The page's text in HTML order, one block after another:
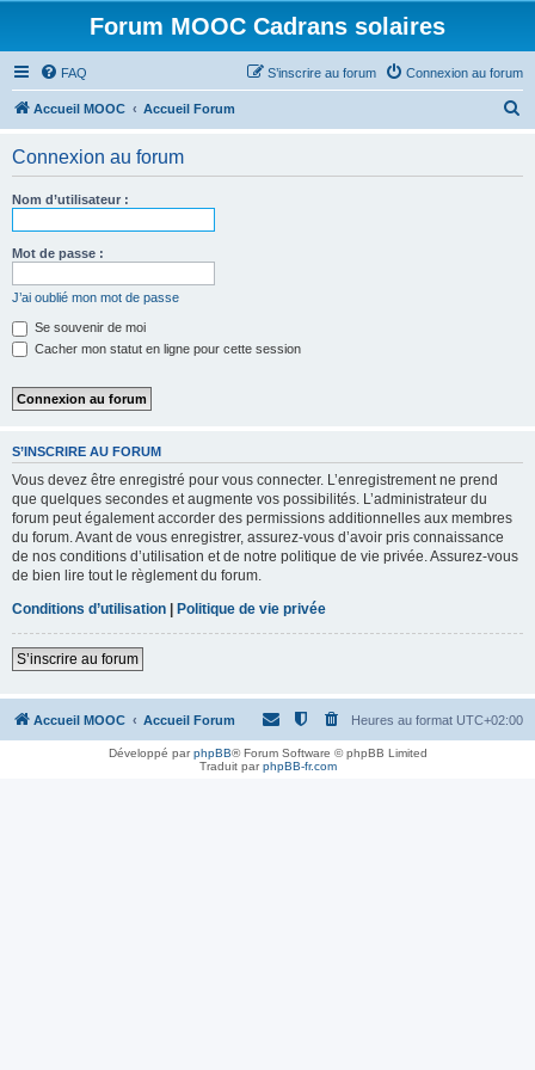
Forum MOOC Cadrans solaires
FAQ Connexion au forum
S’inscrire au forum
Accueil MOOC Accueil Forum
Connexion au forum
Nom d’utilisateur :
Mot de passe :
J’ai oublié mon mot de passe
Se souvenir de moi
Cacher mon statut en ligne pour cette session
S’INSCRIRE AU FORUM
Vous devez être enregistré pour vous connecter. L’enregistrement ne prend
que quelques secondes et augmente vos possibilités. L’administrateur du
forum peut également accorder des permissions additionnelles aux membres
du forum. Avant de vous enregistrer, assurez-vous d’avoir pris connaissance
de nos conditions d’utilisation et de notre politique de vie privée. Assurez-vous
de bien lire tout le règlement du forum.
Conditions d’utilisation | Politique de vie privée
S’inscrire au forum
Accueil MOOC Accueil Forum Heures au format UTC+02:00
Développé parphpBB® Forum Software © phpBB Limited
Traduit parphpBB-fr.com